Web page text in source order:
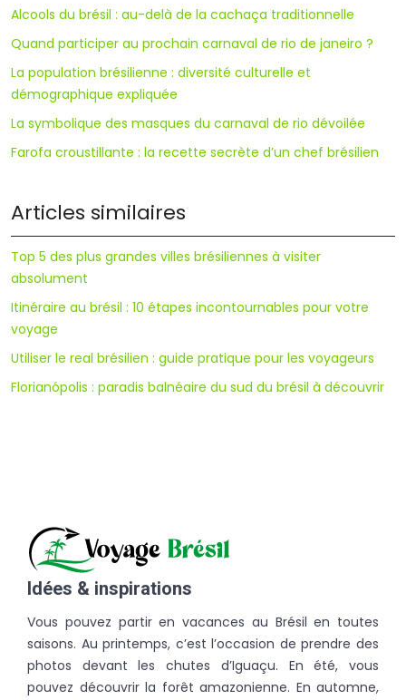
Alcools du brésil : au-delà de la cachaça traditionnelle
Quand participer au prochain carnaval de rio de janeiro ?
La population brésilienne : diversité culturelle et
démographique expliquée
La symbolique des masques du carnaval de rio dévoilée
Farofa croustillante : la recette secrète d’un chef brésilien
Articles similaires
Top 5 des plus grandes villes brésiliennes à visiter
absolument
Itinéraire au brésil : 10 étapes incontournables pour votre
voyage
Utiliser le real brésilien : guide pratique pour les voyageurs
Florianópolis : paradis balnéaire du sud du brésil à découvrir
Idées & inspirations
Vous pouvez partir en vacances au Brésil en toutes
saisons. Au printemps, c’est l’occasion de prendre des
photos devant les chutes d’Iguaçu. En été, vous
pouvez découvrir la forêt amazonienne. En automne,